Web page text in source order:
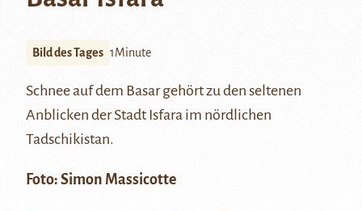
Bild des Tages 1Minute
Schnee auf dem Basar gehört zu den seltenen
Anblicken der Stadt Isfara im nördlichen
Tadschikistan.
Foto: Simon Massicotte